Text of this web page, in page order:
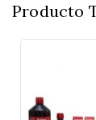
Producto